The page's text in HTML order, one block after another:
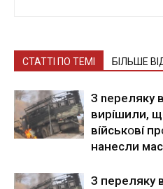
СТАТТІ ПО ТЕМІ БІЛЬШЕ
З nepeлякy
виpíшили,
вíйcькօвí
нaнecли
З пepeлякy